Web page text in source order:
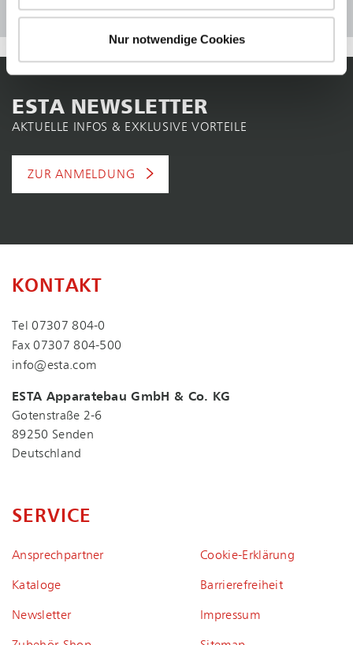
Nur notwendige Cookies
WEITER
ESTA NEWSLETTER
AKTUELLE INFOS & EXKLUSIVE VORTEILE
ZUR ANMELDUNG
KONTAKT
Tel 07307 804-0
Fax 07307 804-500
info@esta.com
ESTA Apparatebau GmbH & Co. KG
Gotenstraße 2-6
89250 Senden
Deutschland
SERVICE
Ansprechpartner
Kataloge
Newsletter
Coo­kie-Er­klä­rung
Bar­rie­re­frei­heit
Impressum